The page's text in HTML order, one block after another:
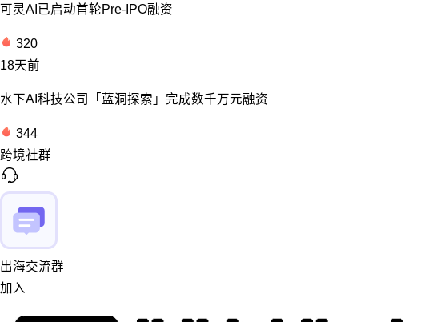
可灵AI已启动首轮Pre-IPO融资
320
18天前
水下AI科技公司「蓝洞探索」完成数千万元融资
344
跨境社群
出海交流群
加入